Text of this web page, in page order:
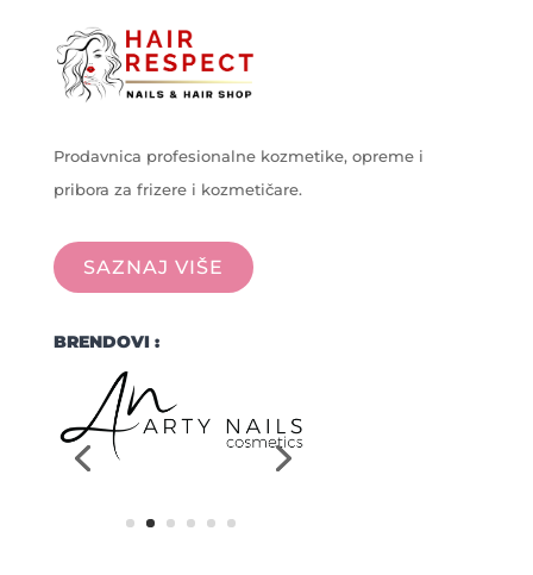
Prodavnica profesionalne kozmetike, opreme i
pribora za frizere i kozmetičare.
SAZNAJ VIŠE
BRENDOVI :